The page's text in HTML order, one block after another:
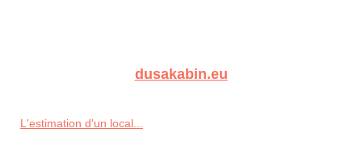
dusakabin.eu
L'estimation d'un local...